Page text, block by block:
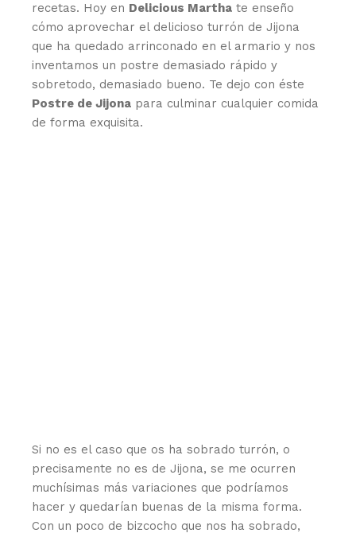
recetas. Hoy en Delicious Martha te enseño
cómo aprovechar el delicioso turrón de Jijona
que ha quedado arrinconado en el armario y nos
inventamos un postre demasiado rápido y
sobretodo, demasiado bueno. Te dejo con éste
Postre de Jijona para culminar cualquier comida
de forma exquisita.
Si no es el caso que os ha sobrado turrón, o
precisamente no es de Jijona, se me ocurren
muchísimas más variaciones que podríamos
hacer y quedarían buenas de la misma forma.
Con un poco de bizcocho que nos ha sobrado,